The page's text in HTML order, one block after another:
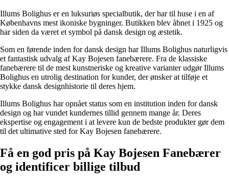
Illums Bolighus er en luksuriøs specialbutik, der har til huse i en af
Københavns mest ikoniske bygninger. Butikken blev åbnet i 1925 og
har siden da været et symbol på dansk design og æstetik.
Som en førende inden for dansk design har Illums Bolighus naturligvis
et fantastisk udvalg af Kay Bojesen fanebærere. Fra de klassiske
fanebærere til de mest kunstneriske og kreative varianter udgør Illums
Bolighus en utrolig destination for kunder, der ønsker at tilføje et
stykke dansk designhistorie til deres hjem.
Illums Bolighus har opnået status som en institution inden for dansk
design og har vundet kundernes tillid gennem mange år. Deres
ekspertise og engagement i at levere kun de bedste produkter gør dem
til det ultimative sted for Kay Bojesen fanebærere.
Få en god pris på Kay Bojesen Fanebærer
og identificer billige tilbud